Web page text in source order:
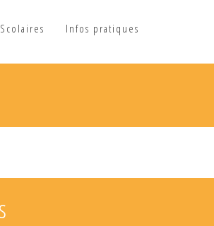
Scolaires Infos pratiques